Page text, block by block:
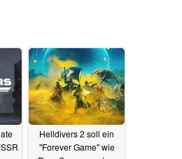
Helldivers 2 soll ein
"Forever Game" wie